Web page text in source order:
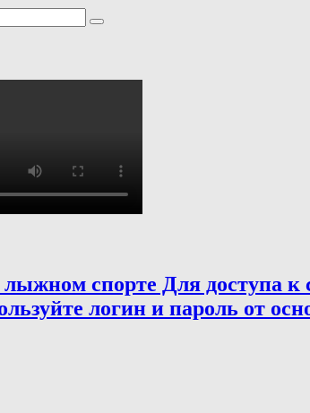
спорте Для доступа
логин и пароль от